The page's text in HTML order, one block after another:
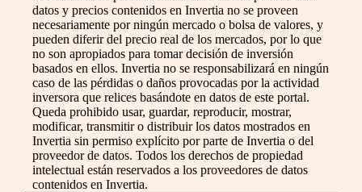
datos y precios contenidos en Invertia no se proveen
necesariamente por ningún mercado o bolsa de valores, y
pueden diferir del precio real de los mercados, por lo que
no son apropiados para tomar decisión de inversión
basados en ellos. Invertia no se responsabilizará en ningún
caso de las pérdidas o daños provocadas por la actividad
inversora que relices basándote en datos de este portal.
Queda prohibido usar, guardar, reproducir, mostrar,
modificar, transmitir o distribuir los datos mostrados en
Invertia sin permiso explícito por parte de Invertia o del
proveedor de datos. Todos los derechos de propiedad
intelectual están reservados a los proveedores de datos
contenidos en Invertia.